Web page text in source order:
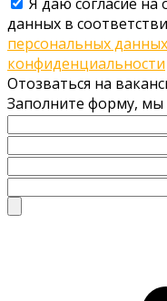
данных в
персональных данных
конфиденциальности
Отозваться на
Заполните форму, мы